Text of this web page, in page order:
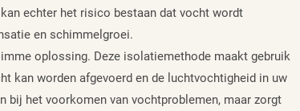
echter het risico bestaan dat vocht wordt
en schimmelgroei.
oplossing. Deze isolatiemethode maakt gebruik
kan worden afgevoerd en de luchtvochtigheid in uw
bij het voorkomen van vochtproblemen, maar zorgt